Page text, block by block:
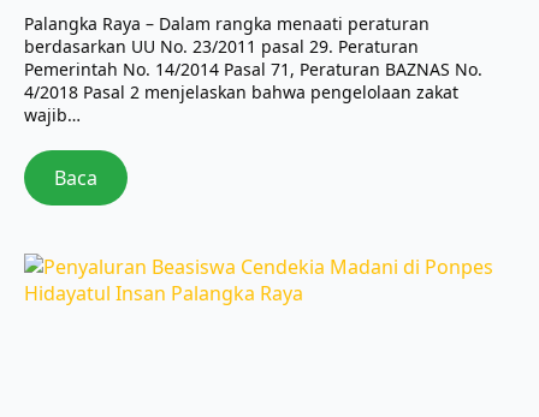
Palangka Raya – Dalam rangka menaati peraturan
berdasarkan UU No. 23/2011 pasal 29. Peraturan
Pemerintah No. 14/2014 Pasal 71, Peraturan BAZNAS No.
4/2018 Pasal 2 menjelaskan bahwa pengelolaan zakat
wajib…
Baca